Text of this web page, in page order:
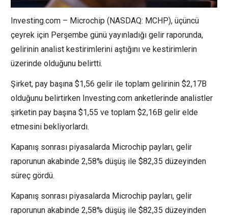
Investing.com – Microchip (NASDAQ: MCHP), üçüncü
çeyrek için Perşembe günü yayınladığı gelir raporunda,
gelirinin analist kestirimlerini aştığını ve kestirimlerin
üzerinde olduğunu belirtti.
Şirket, pay başına $1,56 gelir ile toplam gelirinin $2,17B
olduğunu belirtirken Investing.com anketlerinde analistler
şirketin pay başına $1,55 ve toplam $2,16B gelir elde
etmesini bekliyorlardı.
Kapanış sonrası piyasalarda Microchip payları, gelir
raporunun akabinde 2,58% düşüş ile $82,35 düzeyinden
süreç gördü.
Kapanış sonrası piyasalarda Microchip payları, gelir
raporunun akabinde 2,58% düşüş ile $82,35 düzeyinden